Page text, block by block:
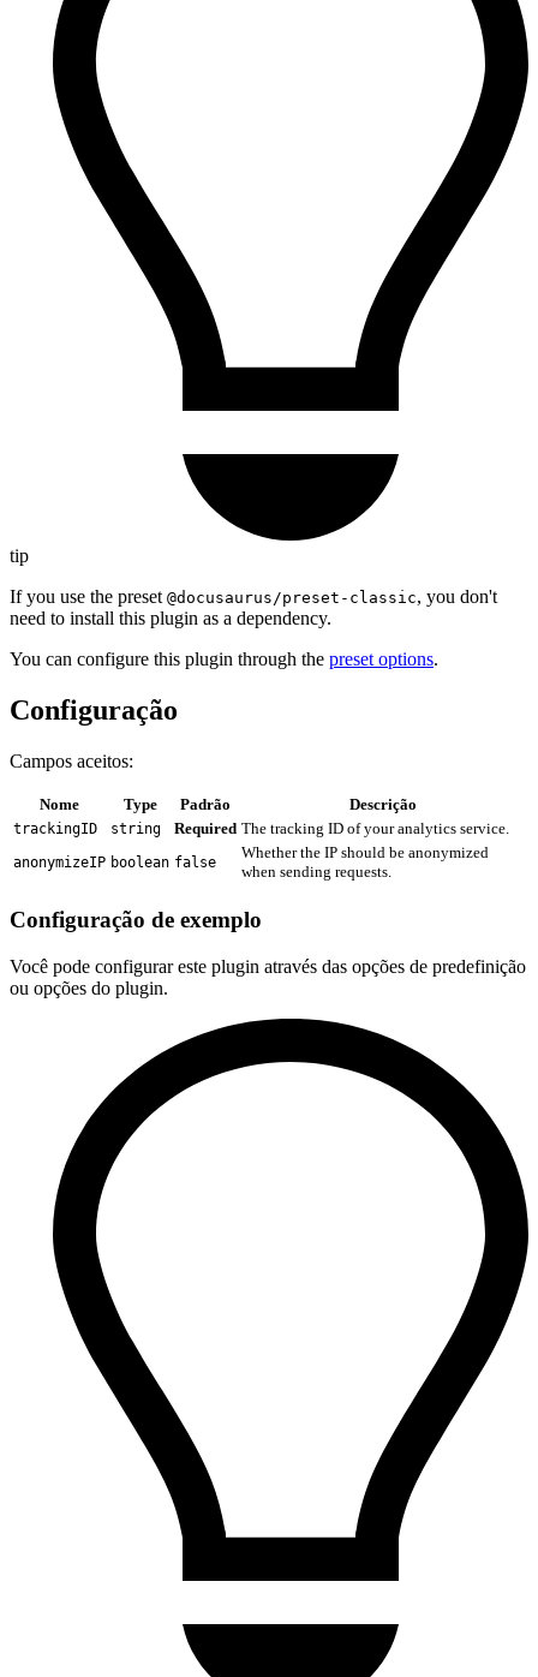
tip
If you use the preset @docusaurus/preset-classic, you don't
need to install this plugin as a dependency.
You can configure this plugin through the preset options.
Configuração
Campos aceitos:
Nome Type Padrão Descrição
trackingID string Required The tracking ID of your analytics service.
anonymizeIP boolean false
Whether the IP should be anonymized
when sending requests.
Configuração de exemplo
Você pode configurar este plugin através das opções de predefinição
ou opções do plugin.